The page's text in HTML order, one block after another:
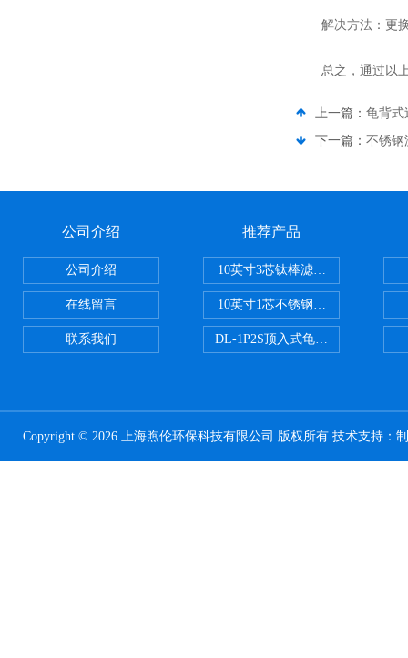
解决方法：更换
总之，通过以上
上一篇： 龟背式
下一篇： 不锈钢
公司介绍
公司介绍
在线留言
联系我们
推荐产品
10英寸3芯钛棒滤芯过滤器
10英寸1芯不锈钢钛棒过滤器
DL-1P2S顶入式龟背过滤器
Copyright © 2026 上海煦伦环保科技有限公司 版权所有 技术支持：